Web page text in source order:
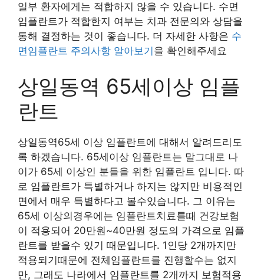
일부 환자에게는 적합하지 않을 수 있습니다. 수면
임플란트가 적합한지 여부는 치과 전문의와 상담을
통해 결정하는 것이 좋습니다. 더 자세한 사항은 수
면임플란트 주의사항 알아보기 을 확인해주세요
상일동역 65세이상 임플
란트
상일동역65세 이상 임플란트에 대해서 알려드리도
록 하겠습니다. 65세이상 임플란트는 말그대로 나
이가 65세 이상인 분들을 위한 임플란트 입니다. 따
로 임플란트가 특별하거나 하지는 않지만 비용적인
면에서 매우 특별하다고 볼수있습니다. 그 이유는
65세 이상의경우에는 임플란트치료를때 건강보험
이 적용되어 20만원~40만원 정도의 가격으로 임플
란트를 받을수 있기 때문입니다. 1인당 2개까지만
적용되기때문에 전체임플란트를 진행할수는 없지
만, 그래도 나라에서 임플란트를 2개까지 보험적용